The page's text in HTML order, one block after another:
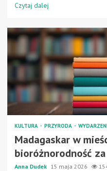
Czytaj dalej
KULTURA PRZYRODA
Madagaskar w
bioróżnorodność
Anna Dudek 15 maja 2026